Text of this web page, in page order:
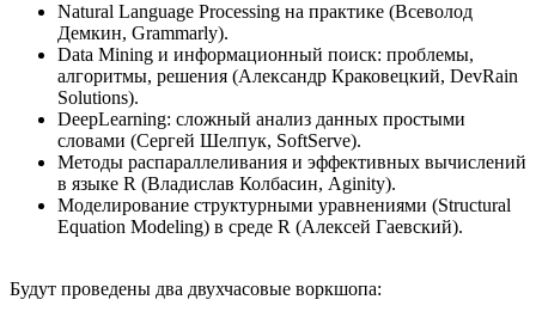
Natural Language Processing на практике (Всеволод
Демкин, Grammarly).
Data Mining и информационный поиск: проблемы,
алгоритмы, решения (Александр Краковецкий, DevRain
Solutions).
DeepLearning: сложный анализ данных простыми
словами (Сергей Шелпук, SoftServe).
Методы распараллеливания и эффективных вычислений
в языке R (Владислав Колбасин, Aginity).
Моделирование структурными уравнениями (Structural
Equation Modeling) в среде R (Алексей Гаевский).
Будут проведены два двухчасовые воркшопа: